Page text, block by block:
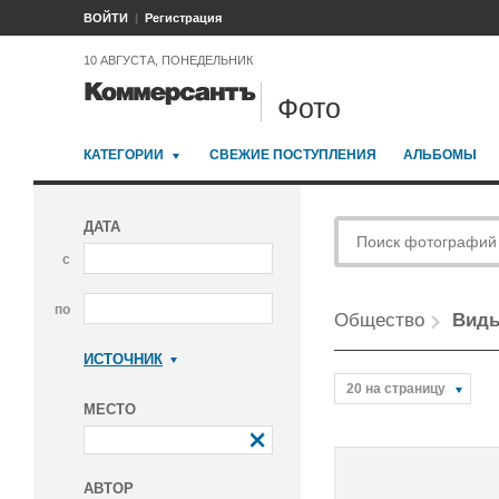
ВОЙТИ Регистрация
10 АВГУСТА, ПОНЕДЕЛЬНИК
Фото
КАТЕГОРИИ СВЕЖИЕ ПОСТУПЛЕНИЯ АЛЬБОМЫ
ДАТА
с
по
ИСТОЧНИК
МЕСТО
АВТОР
Общество
20 на страницу